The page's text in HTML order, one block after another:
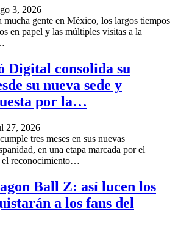
3, 2026
mucha gente en México, los largos tiempos
en papel y las múltiples visitas a la
Digital consolida su
su nueva sede y
por la…
27, 2026
tres meses en sus nuevas
en una etapa marcada por el
reconocimiento…
Ball Z: así lucen los
a los fans del